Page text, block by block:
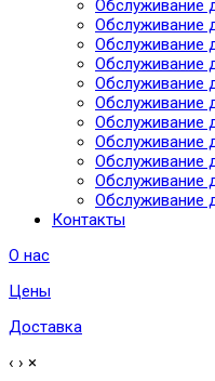
Обслуживание
Обслуживание
Обслуживание
Обслуживание
Обслуживание
Обслуживание
Обслуживание
Обслуживание
Обслуживание
Обслуживание
Обслуживание
Контакты
О нас
Цены
Доставка
‹ › ×